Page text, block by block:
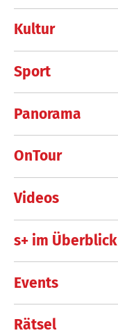
Kultur
Sport
Panorama
OnTour
Videos
s+ im Überblick
Events
Rätsel